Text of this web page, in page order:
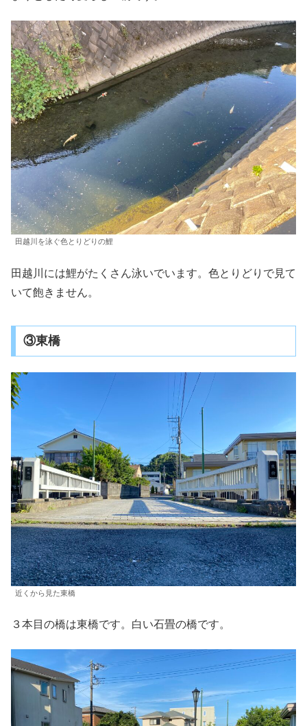
田越川を泳ぐ色とりどりの鯉
田越川には鯉がたくさん泳いでいます。色とりどりで見て
いて飽きません。
③東橋
近くから見た東橋
３本目の橋は東橋です。白い石畳の橋です。